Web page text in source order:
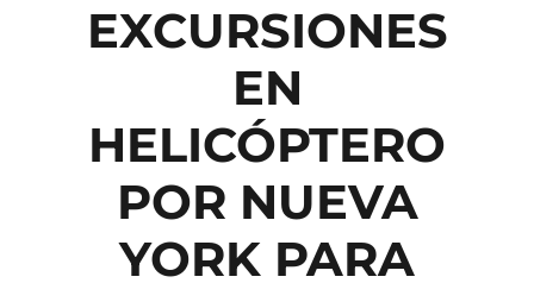
EXCURSIONES
EN
HELICÓPTERO
POR NUEVA
YORK PARA